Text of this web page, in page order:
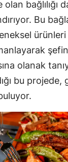
bağlılığı
Bu
olanak
bu projede,